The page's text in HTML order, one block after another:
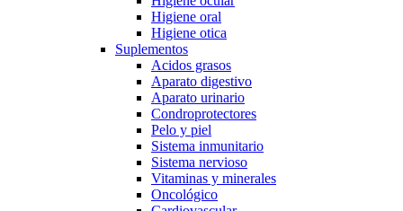
Higiene oral
Higiene otica
Suplementos
Acidos grasos
Aparato digestivo
Aparato urinario
Condroprotectores
Pelo y piel
Sistema inmunitario
Sistema nervioso
Vitaminas y minerales
Oncológico